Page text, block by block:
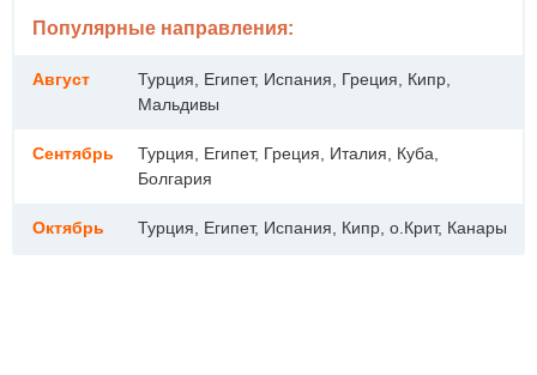
Популярные направления:
Август
Турция, Египет, Испания, Греция, Кипр,
Мальдивы
Сентябрь
Турция, Египет, Греция, Италия, Куба,
Болгария
Октябрь Турция, Египет, Испания, Кипр, о.Крит, Канары